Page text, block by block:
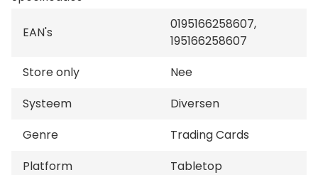
EAN's
0195166258607,
195166258607
Store only
Nee
Systeem
Diversen
Genre
Trading Cards
Platform
Tabletop